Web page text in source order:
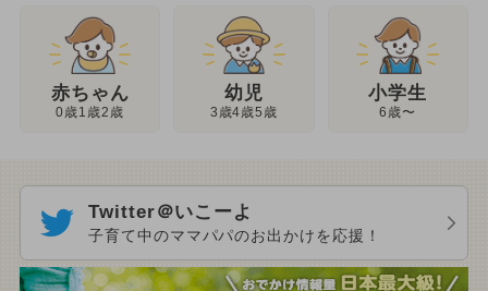
赤ちゃん
0歳1歳2歳
幼児
3歳4歳5歳
小学生
6歳〜
Twitter＠いこーよ
子育て中のママパパのお出かけを応援！